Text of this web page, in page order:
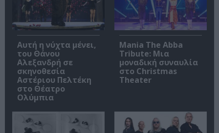
Αυτή η νύχτα μένει,
του Θάνου
Αλεξανδρή σε
σκηνοθεσία
Αστέριου Πελτέκη
στο Θέατρο
Ολύμπια
Mania The Abba
Tribute: Μια
μοναδική συναυλία
στο Christmas
Theater